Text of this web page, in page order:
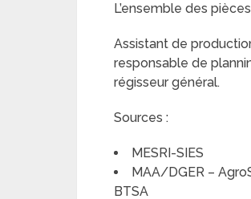
L’ensemble des
Assistant de
responsable de
régisseur général.
Sources :
MESRI-SIES
MAA/DGER –
BTSA